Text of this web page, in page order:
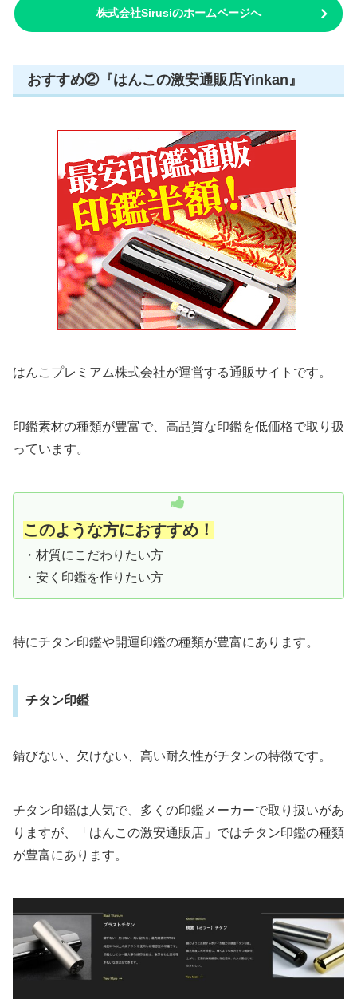
株式会社Sirusiのホームページへ
おすすめ②『はんこの激安通販店Yinkan』
はんこプレミアム株式会社が運営する通販サイトです。
印鑑素材の種類が豊富で、高品質な印鑑を低価格で取り扱
っています。
このような方におすすめ！
・材質にこだわりたい方
・安く印鑑を作りたい方
特にチタン印鑑や開運印鑑の種類が豊富にあります。
チタン印鑑
錆びない、欠けない、高い耐久性がチタンの特徴です。
チタン印鑑は人気で、多くの印鑑メーカーで取り扱いがあ
りますが、「はんこの激安通販店」ではチタン印鑑の種類
が豊富にあります。